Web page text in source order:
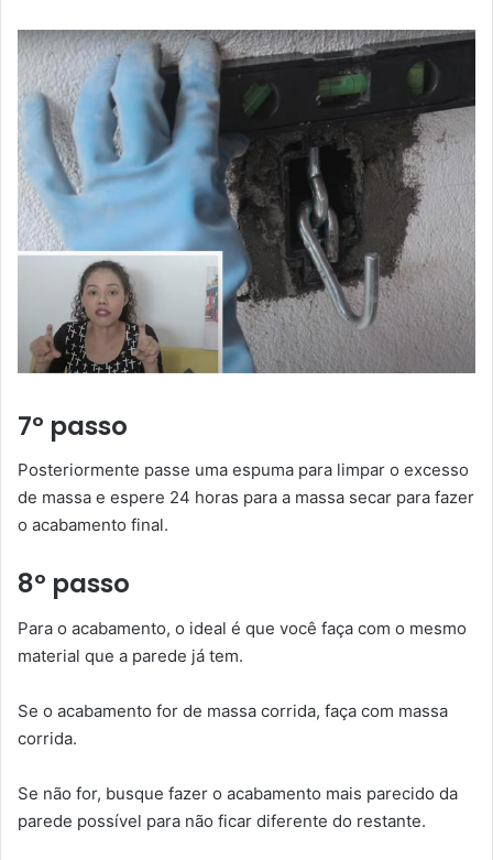
7º passo
Posteriormente passe uma espuma para limpar o excesso
de massa e espere 24 horas para a massa secar para fazer
o acabamento final.
8º passo
Para o acabamento, o ideal é que você faça com o mesmo
material que a parede já tem.
Se o acabamento for de massa corrida, faça com massa
corrida.
Se não for, busque fazer o acabamento mais parecido da
parede possível para não ficar diferente do restante.